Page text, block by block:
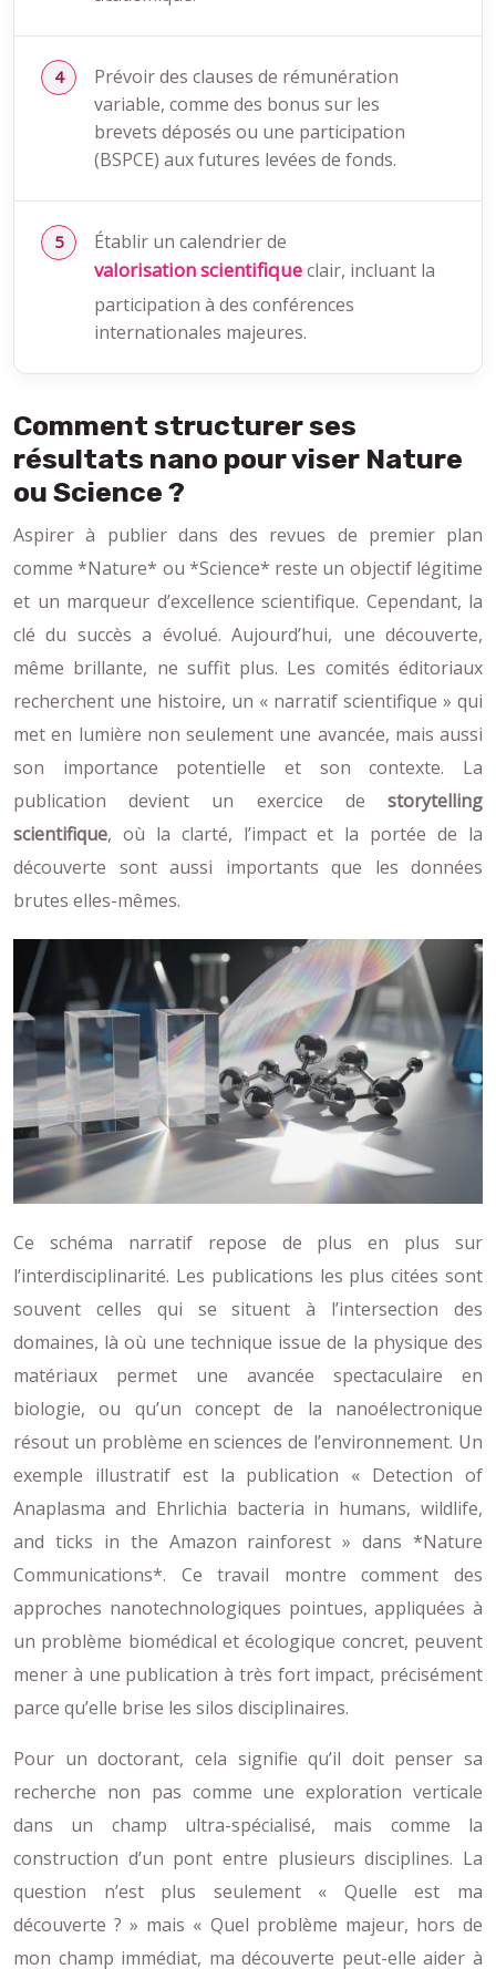
Prévoir des clauses de rémunération
variable, comme des bonus sur les
brevets déposés ou une participation
(BSPCE) aux futures levées de fonds.
Établir un calendrier de
valorisation scientifiqueclair, incluant la
participation à des conférences
internationales majeures.
Comment structurer ses
résultats nano pour viser Nature
ou Science ?
Aspirer à publier dans des revues de premier plan
comme *Nature* ou *Science* reste un objectif légitime
et un marqueur d’excellence scientifique. Cependant, la
clé du succès a évolué. Aujourd’hui, une découverte,
même brillante, ne suffit plus. Les comités éditoriaux
recherchent une histoire, un « narratif scientifique » qui
met en lumière non seulement une avancée, mais aussi
son importance potentielle et son contexte. La
publication devient un exercice de storytelling
scientifique, où la clarté, l’impact et la portée de la
découverte sont aussi importants que les données
brutes elles-mêmes.
Ce schéma narratif repose de plus en plus sur
l’interdisciplinarité. Les publications les plus citées sont
souvent celles qui se situent à l’intersection des
domaines, là où une technique issue de la physique des
matériaux permet une avancée spectaculaire en
biologie, ou qu’un concept de la nanoélectronique
résout un problème en sciences de l’environnement. Un
exemple illustratif est la publication « Detection of
Anaplasma and Ehrlichia bacteria in humans, wildlife,
and ticks in the Amazon rainforest » dans *Nature
Communications*. Ce travail montre comment des
approches nanotechnologiques pointues, appliquées à
un problème biomédical et écologique concret, peuvent
mener à une publication à très fort impact, précisément
parce qu’elle brise les silos disciplinaires.
Pour un doctorant, cela signifie qu’il doit penser sa
recherche non pas comme une exploration verticale
dans un champ ultra-spécialisé, mais comme la
construction d’un pont entre plusieurs disciplines. La
question n’est plus seulement « Quelle est ma
découverte ? » mais « Quel problème majeur, hors de
mon champ immédiat, ma découverte peut-elle aider à